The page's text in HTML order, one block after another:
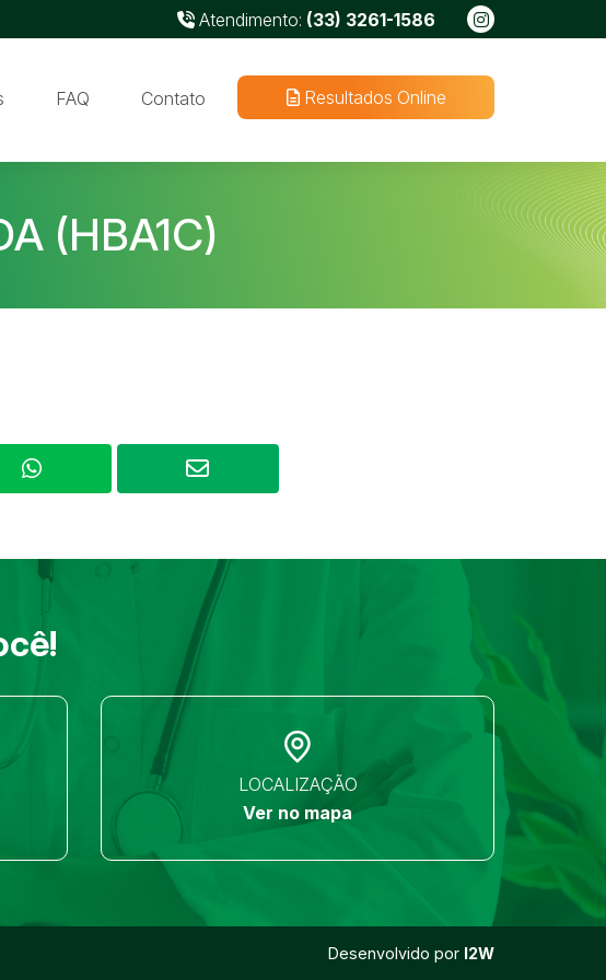
Atendimento: (33) 3261-1586
FAQ Contato Resultados Online
(HBA1C)
LOCALIZAÇÃO
Ver no mapa
Desenvolvido por I2W